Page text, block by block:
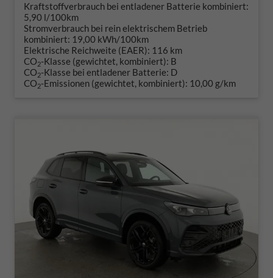
Kraftstoffverbrauch bei entladener Batterie kombiniert:
5,90 l/100km
Stromverbrauch bei rein elektrischem Betrieb
kombiniert: 19,00 kWh/100km
Elektrische Reichweite (EAER): 116 km
CO2-Klasse (gewichtet, kombiniert): B
CO2-Klasse bei entladener Batterie: D
CO2-Emissionen (gewichtet, kombiniert): 10,00 g/km